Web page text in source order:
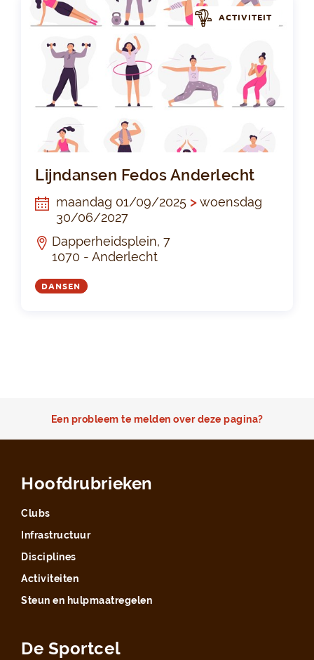
ACTIVITEIT
Lijndansen Fedos Anderlecht
maandag 01/09/2025 >woensdag
30/06/2027
Dapperheidsplein, 7
1070 - Anderlecht
DANSEN
Een probleem te melden over deze pagina?
Hoofdrubrieken
Clubs
Infrastructuur
Disciplines
Activiteiten
Steun en hulpmaatregelen
De Sportcel